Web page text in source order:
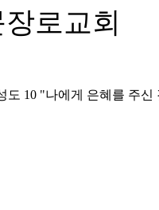
로교회
도 10 "나에게 은혜를 주신